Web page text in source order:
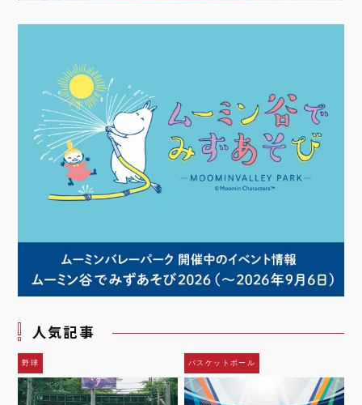
人気記事
野球 バスケットボール